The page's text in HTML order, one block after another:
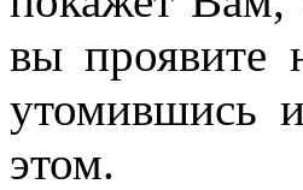
вы проявите
утомившись
этом.